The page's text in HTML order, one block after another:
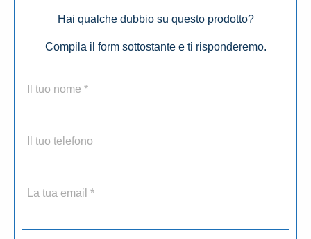
Hai qualche dubbio su questo prodotto?
Compila il form sottostante e ti risponderemo.